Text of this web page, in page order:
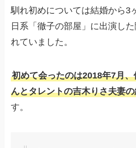
馴れ初めについては結婚から3
日系「徹子の部屋」に出演し
れていました。
初めて会ったのは2018年7月
んとタレントの吉木りさ夫妻
す。